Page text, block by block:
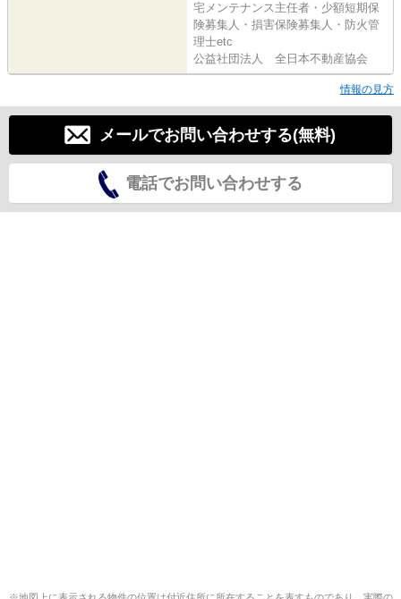
宅メンテナンス主任者・少額短期保
険募集人・損害保険募集人・防火管
理士etc
公益社団法人 全日本不動産協会
情報の見方
メールでお問い合わせする(無料)
電話でお問い合わせする